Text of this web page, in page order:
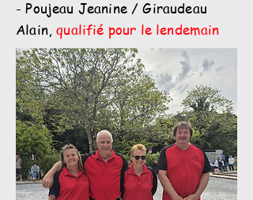
- Poujeau Jeanine / Giraudeau
Alain,qualifié pour le lendemain